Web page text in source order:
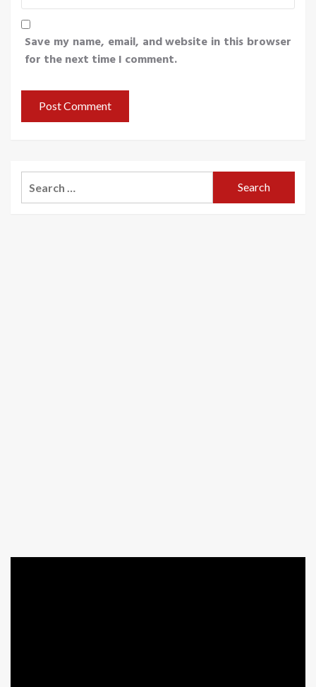
Save my name, email, and website in this browser
for the next time I comment.
for: